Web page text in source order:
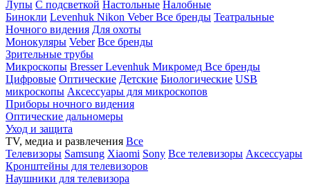
Лупы С подсветкой Настольные Налобные
Бинокли Levenhuk Nikon VeberВсе бренды Театральные
Ночного видения Для охоты
Монокуляры Veber Все бренды
Зрительные трубы
Микроскопы BresserLevenhuk Микромед Все бренды
Цифровые Оптические Детские Биологические USB
микроскопы Аксессуары для микроскопов
Приборы ночного видения
Оптические дальномеры
Уход и защита
TV, медиа и развлечения Все
Телевизоры Samsung Xiaomi Sony Все телевизоры Аксессуары
Кронштейны для телевизоров
Наушники для телевизора